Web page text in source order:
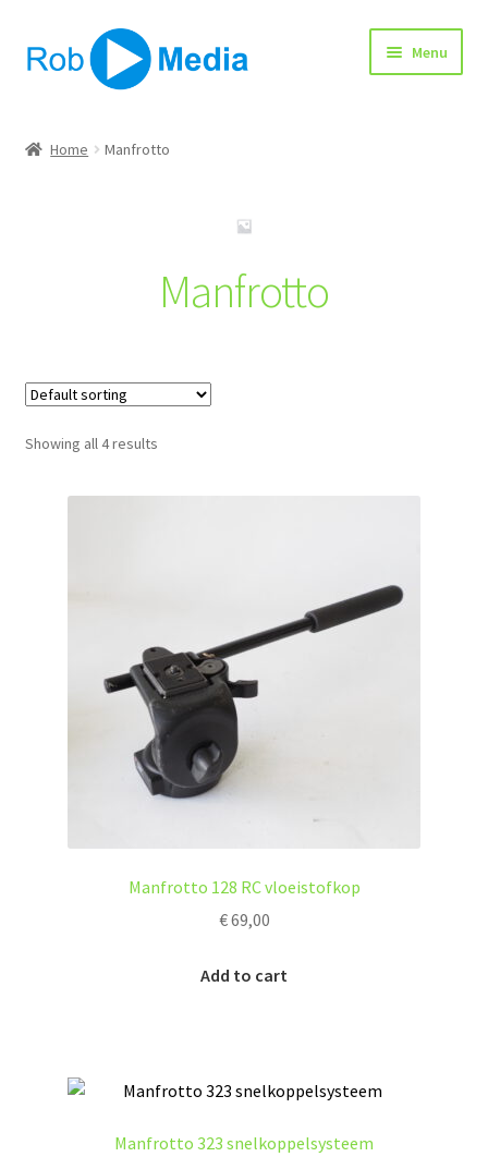
door
naar
Menu
Home Manfrotto
Manfrotto
Showing all 4 results
Manfrotto 128 RC vloeistofkop
€69,00
Add to cart
Manfrotto 323 snelkoppelsysteem